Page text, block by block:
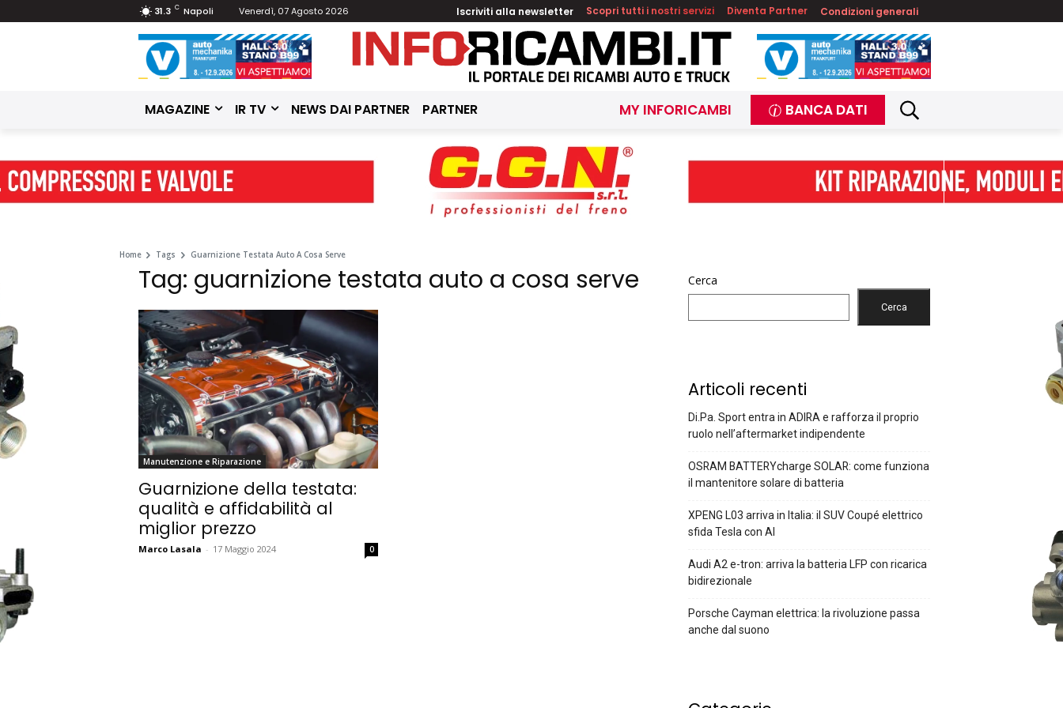
31.3 C Napoli Venerdì, 07 Agosto 2026 Iscriviti alla newsletter Scopri tutti i nostri servizi Diventa Partner Condizioni generali
MAGAZINE IR TV NEWS DAI PARTNER PARTNER MY INFORICAMBI BANCA DATI
Home Tags Guarnizione Testata Auto A Cosa Serve
Tag: guarnizione testata auto a cosa serve
Manutenzione e Riparazione
Guarnizione della testata:
qualità e affidabilità al
miglior prezzo
Marco Lasala - 17 Maggio 2024 0
Cerca
Cerca
Articoli recenti
Di.Pa. Sport entra in ADIRA e rafforza il proprio
ruolo nell’aftermarket indipendente
OSRAM BATTERYcharge SOLAR: come funziona
il mantenitore solare di batteria
XPENG L03 arriva in Italia: il SUV Coupé elettrico
sfida Tesla con AI
Audi A2 e-tron: arriva la batteria LFP con ricarica
bidirezionale
Porsche Cayman elettrica: la rivoluzione passa
anche dal suono